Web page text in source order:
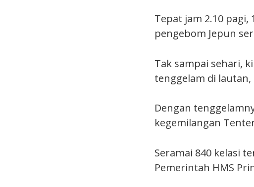
Tepat jam 2.10
pengebom Jepun
Tak sampai sehari,
tenggelam di
Dengan
kegemilangan
Seramai 840 kelasi
Pemerintah HMS